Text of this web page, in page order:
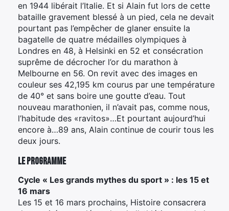
en 1944 libérait l’Italie. Et si Alain fut lors de cette
bataille gravement blessé à un pied, cela ne devait
pourtant pas l’empêcher de glaner ensuite la
bagatelle de quatre médailles olympiques à
Londres en 48, à Helsinki en 52 et consécration
suprême de décrocher l’or du marathon à
Melbourne en 56. On revit avec des images en
couleur ses 42,195 km courus par une température
de 40° et sans boire une goutte d’eau. Tout
nouveau marathonien, il n’avait pas, comme nous,
l’habitude des «ravitos»…Et pourtant aujourd’hui
encore à…89 ans, Alain continue de courir tous les
deux jours.
Le programme
Cycle « Les grands mythes du sport » : les 15 et
16 mars
Les 15 et 16 mars prochains, Histoire consacrera